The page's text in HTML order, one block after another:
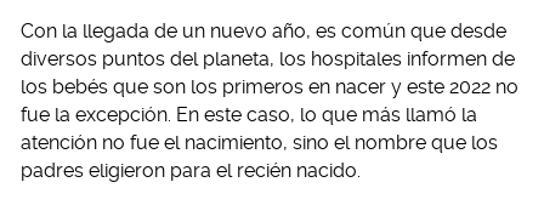
Con la llegada de un nuevo año, es común que desde
diversos puntos del planeta, los hospitales informen de
los bebés que son los primeros en nacer y este 2022 no
fue la excepción. En este caso, lo que más llamó la
atención no fue el nacimiento, sino el nombre que los
padres eligieron para el recién nacido.